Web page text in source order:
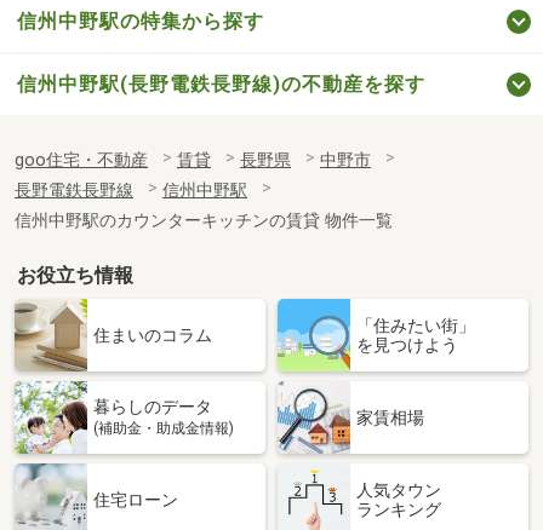
信州中野駅の特集から探す
信州中野駅(長野電鉄長野線)の不動産を探す
goo住宅・不動産 賃貸 長野県
中野市
長野電鉄長野線
信州中野駅
信州中野駅のカウンターキッチンの賃貸 物件一覧
お役立ち情報
住まいのコラム
「住みたい街」
を見つけよう
暮らしのデータ
(補助金・助成金情報)
家賃相場
住宅ローン
人気タウン
ランキング